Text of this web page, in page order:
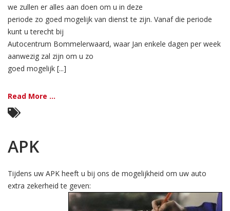
we zullen er alles aan doen om u in deze
periode zo goed mogelijk van dienst te zijn. Vanaf die periode
kunt u terecht bij
Autocentrum Bommelerwaard, waar Jan enkele dagen per week
aanwezig zal zijn om u zo
goed mogelijk [...]
Read More ...
APK
Tijdens uw APK heeft u bij ons de mogelijkheid om uw auto
extra zekerheid te geven: